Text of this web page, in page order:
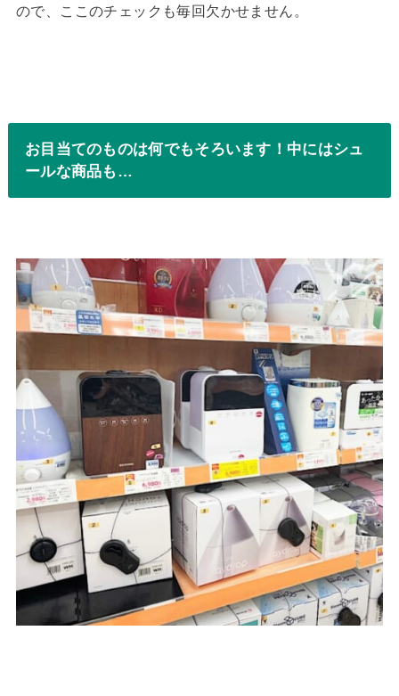
ので、ここのチェックも毎回欠かせません。
お目当てのものは何でもそろいます！中にはシュ
ールな商品も…